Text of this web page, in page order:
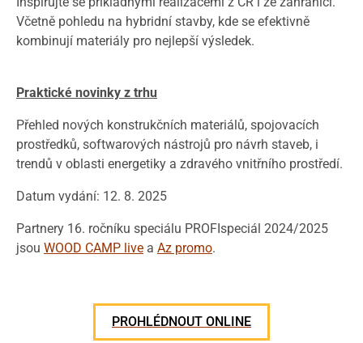
Včetně pohledu na hybridní stavby, kde se efektivně
kombinují materiály pro nejlepší výsledek.
Praktické novinky z trhu
Přehled nových konstrukčních materiálů, spojovacích
prostředků, softwarových nástrojů pro návrh staveb, i
trendů v oblasti energetiky a zdravého vnitřního prostředí.
Datum vydání: 12. 8. 2025
Partnery 16. ročníku speciálu PROFIspeciál 2024/2025
jsou WOOD CAMP live a Az promo.
PROHLÉDNOUT ONLINE